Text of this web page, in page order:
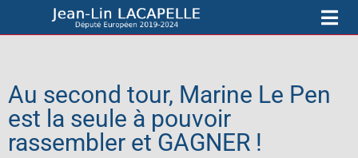
Au second tour, Marine Le Pen
est la seule à pouvoir
rassembler et GAGNER !